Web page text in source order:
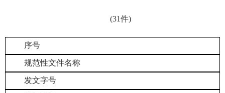
(31件)
序号
规范性文件名称
发文字号